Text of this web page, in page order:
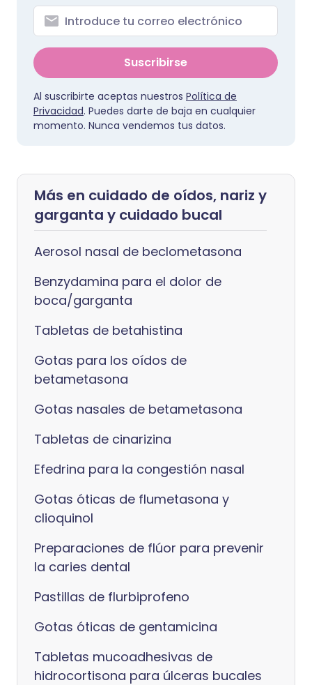
Suscribirse
Al suscribirte aceptas nuestros Política de
Privacidad. Puedes darte de baja en cualquier
momento. Nunca vendemos tus datos.
Más en cuidado de oídos, nariz y
garganta y cuidado bucal
Aerosol nasal de beclometasona
Benzydamina para el dolor de
boca/garganta
Tabletas de betahistina
Gotas para los oídos de
betametasona
Gotas nasales de betametasona
Tabletas de cinarizina
Efedrina para la congestión nasal
Gotas óticas de flumetasona y
clioquinol
Preparaciones de flúor para prevenir
la caries dental
Pastillas de flurbiprofeno
Gotas óticas de gentamicina
Tabletas mucoadhesivas de
hidrocortisona para úlceras bucales